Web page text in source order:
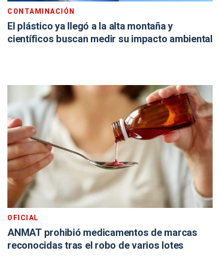
CONTAMINACIÓN
El plástico ya llegó a la alta montaña y
científicos buscan medir su impacto ambiental
OFICIAL
ANMAT prohibió medicamentos de marcas
reconocidas tras el robo de varios lotes